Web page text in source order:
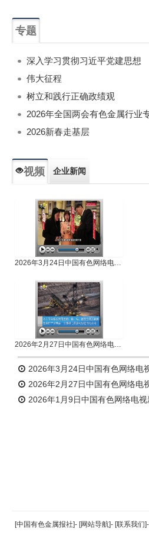
专题
深入学习贯彻习近平党建思想
伟大征程
树立和践行正确政绩观
2026年全国两会有色金属行业
2026新春走基层
视频 企业新闻
2026年3月24日中国有色网络电
2026年2月27日中国有色网络电
2026年1月9日中国有色网络电视
返回顶部
[中国有色金属报社]- [网站导航]- [联系我们]-